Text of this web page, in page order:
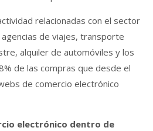
relacionadas con el sector
de viajes, transporte
alquiler de automóviles y los
de las compras que desde el
de comercio electrónico
electrónico dentro de